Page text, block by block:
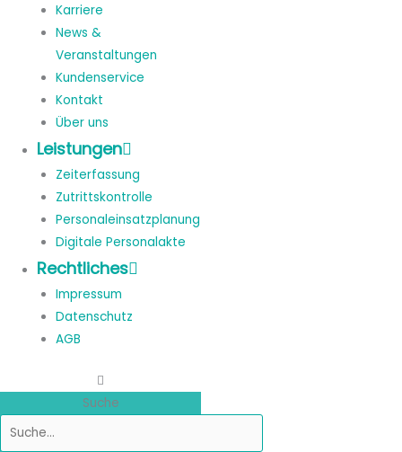
Karriere
News &
Veranstaltungen
Kundenservice
Kontakt
Über uns
Leistungen
Zeiterfassung
Zutrittskontrolle
Personaleinsatzplanung
Digitale Personalakte
Rechtliches
Impressum
Datenschutz
AGB
Suche